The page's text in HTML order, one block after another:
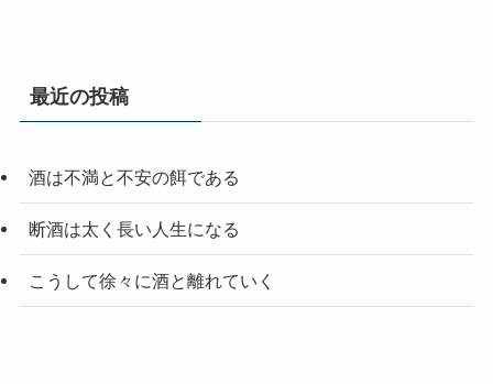
最近の投稿
酒は不満と不安の餌である
断酒は太く長い人生になる
こうして徐々に酒と離れていく